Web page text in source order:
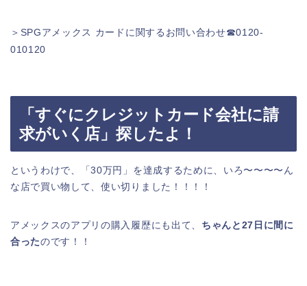
＞SPGアメックス カードに関するお問い合わせ☎︎0120-
010120
「すぐにクレジットカード会社に請
求がいく店」探したよ！
というわけで、「30万円」を達成するために、いろ〜〜〜〜ん
な店で買い物して、使い切りました！！！！
アメックスのアプリの購入履歴にも出て、 ちゃんと27日に間に
合ったのです！！